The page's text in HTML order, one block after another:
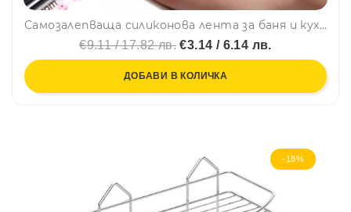
Самозалепваща силиконова лента за баня и кухня, душкабини, мивки, плотове и др., без мухъл и плесен, 3м х 38 мм
€9.11 / 17.82 лв. €3.14 / 6.14 лв.
ДОБАВИ В КОЛИЧКА
-18%